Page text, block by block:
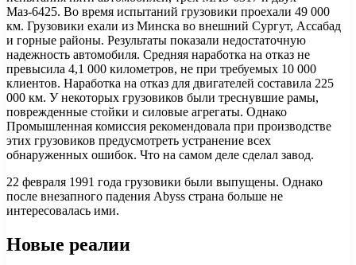
Маз-6425. Во время испытаний грузовики проехали 49 000
км. Грузовики ехали из Минска во внешний Сургут, Ассабад
и горные районы. Результаты показали недостаточную
надежность автомобиля. Средняя наработка на отказ не
превысила 4,1 000 километров, не при требуемых 10 000
клиентов. Наработка на отказ для двигателей составила 225
000 км. У некоторых грузовиков были треснувшие рамы,
поврежденные стойки и силовые агрегаты. Однако
Промышленная комиссия рекомендовала при производстве
этих грузовиков предусмотреть устранение всех
обнаруженных ошибок. Что на самом деле сделал завод.
22 февраля 1991 года грузовики были выпущены. Однако
после внезапного падения Abyss страна больше не
интересовалась ими.
Новые реалии